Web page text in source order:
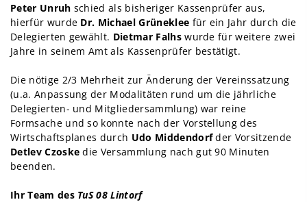
Peter Unruh schied als bisheriger Kassenprüfer aus,
hierfür wurde Dr. Michael Grüneklee für ein Jahr durch die
Delegierten gewählt. Dietmar Falhswurde für weitere zwei
Jahre in seinem Amt als Kassenprüfer bestätigt.
Die nötige 2/3 Mehrheit zur Änderung der Vereinssatzung
(u.a. Anpassung der Modalitäten rund um die jährliche
Delegierten- und Mitgliedersammlung) war reine
Formsache und so konnte nach der Vorstellung des
Wirtschaftsplanes durch Udo Middendorfder Vorsitzende
Detlev Czoske die Versammlung nach gut 90 Minuten
beenden.
Ihr Team des TuS 08 Lintorf